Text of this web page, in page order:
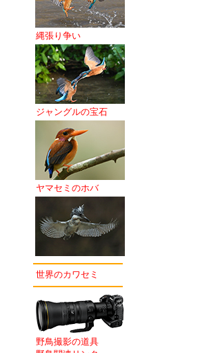
縄張り争い
ジャングルの宝石
ヤマセミのホバ
世界のカワセミ
野鳥撮影の道具